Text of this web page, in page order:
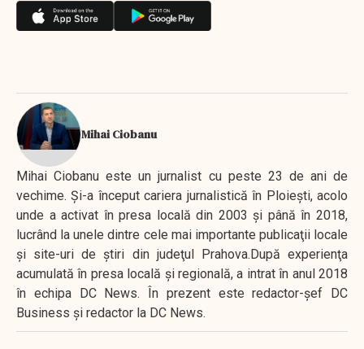
Mihai Ciobanu
Mihai Ciobanu este un jurnalist cu peste 23 de ani de
vechime. Şi-a început cariera jurnalistică în Ploieşti, acolo
unde a activat în presa locală din 2003 şi până în 2018,
lucrând la unele dintre cele mai importante publicaţii locale
şi site-uri de ştiri din judeţul Prahova.După experienţa
acumulată în presa locală şi regională, a intrat în anul 2018
în echipa DC News. În prezent este redactor-şef DC
Business şi redactor la DC News.